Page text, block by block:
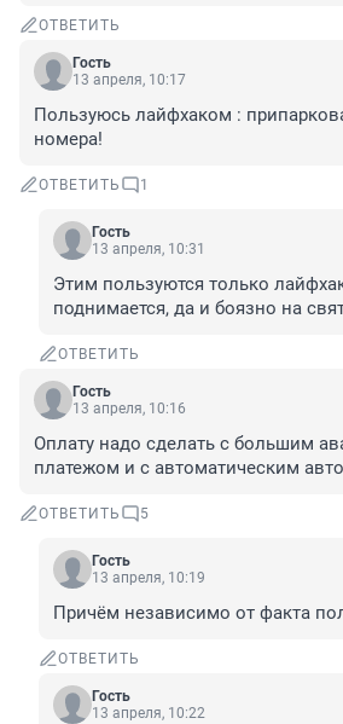
ОТВЕТИТЬ
Гость
13 апреля, 10:17
Пользуюсь лайфхаком :
номера!
ОТВЕТИТЬ 1
Гость
13 апреля, 10:31
Этим пользуются только
поднимается, да и боязно на
ОТВЕТИТЬ
Гость
13 апреля, 10:16
Оплату надо сделать с большим
платежом и с автоматическим
ОТВЕТИТЬ 5
Гость
13 апреля, 10:19
Причём независимо от факта
ОТВЕТИТЬ
Гость
13 апреля, 10:22